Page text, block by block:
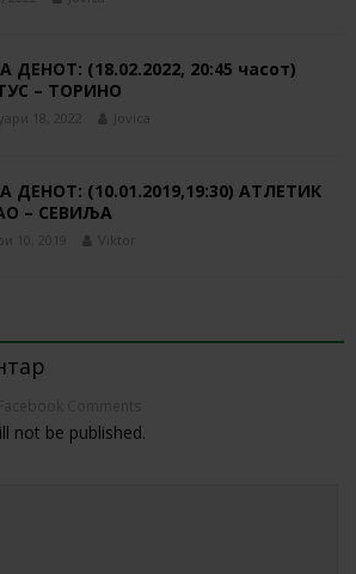
ДЕНОТ: (18.02.2022, 20:45 часот)
– ТОРИНО
18, 2022 Jovica
ДЕНОТ: (10.01.2019,19:30) АТЛЕТИК
– СЕВИЉА
10, 2019 Viktor
not be published.